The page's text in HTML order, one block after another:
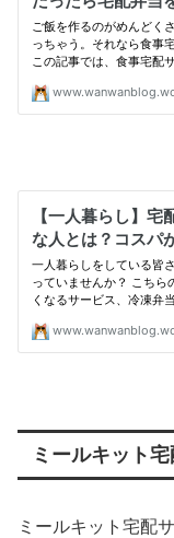
ミールキット
ミールキット宅配